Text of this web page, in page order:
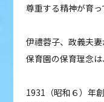
尊重する精神が育っ
伊禮蓉子、政義夫
保育園の保育理念は
1931（昭和６）年